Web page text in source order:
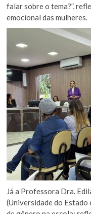
falar sobre o tema?”,
emocional das mulheres.
Já a Professora Dra.
(Universidade do Estado